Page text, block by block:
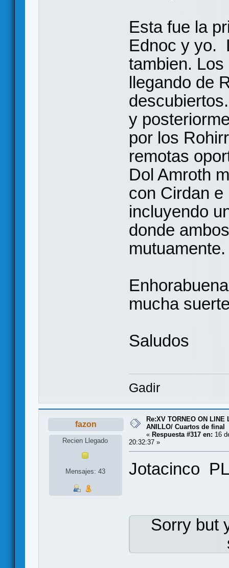
Esta fue la
Ednoc y yo.
tambien.
llegando de
y
por los
remotas
Dol Amroth
con Cirdan
incluyendo
donde
mutuamente.
mucha
Saludos
Gadir
fazon
Recien Llegado
Mensajes: 43
Re:XV TORNEO ON LINE
ANILLO/ Cuartos de final
« Respuesta #317 en: 16
20:32:37 »
Jotacinco
Sorry but